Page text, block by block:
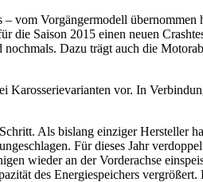
vom Vorgängermodell
die Saison 2015 einen neuen
Dazu trägt auch die
vor. In
Als bislang einziger Hersteller
Für dieses Jahr
wieder an der Vorderachse
des Energiespeichers